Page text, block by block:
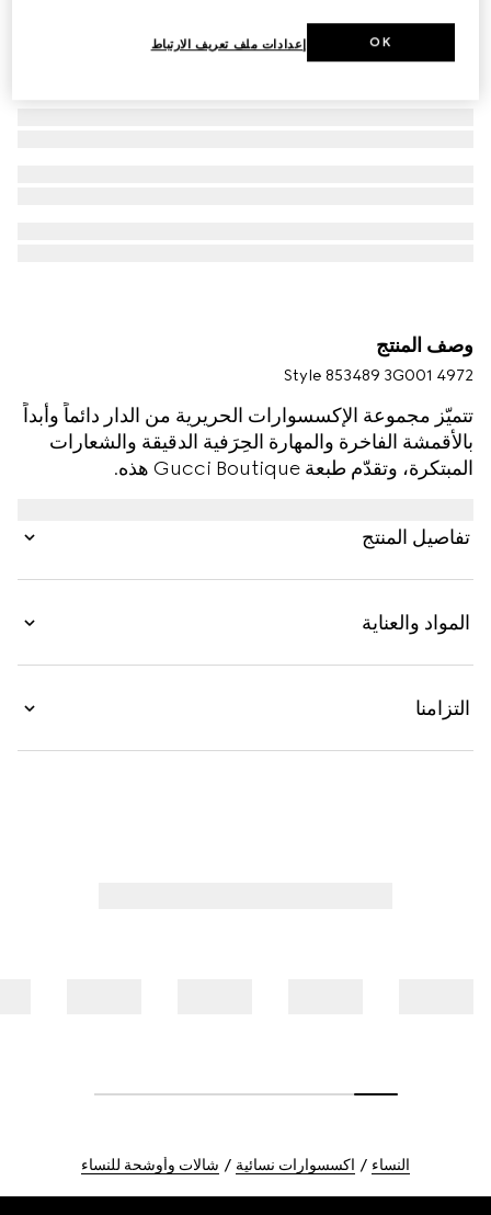
وصف المنتج
Style ‎853489 3G001 4972
تتميّز مجموعة الإكسسوارات الحريرية من الدار دائماً وأبداً
بالأقمشة الفاخرة والمهارة الحِرَفية الدقيقة والشعارات
المبتكرة، وتقدّم طبعة Gucci Boutique هذه.
تفاصيل المنتج
المواد والعناية
التزامنا
النساء اكسسوارات نسائية شالات وأوشحة للنساء
إعدادات ملف تعريف الارتباط OK